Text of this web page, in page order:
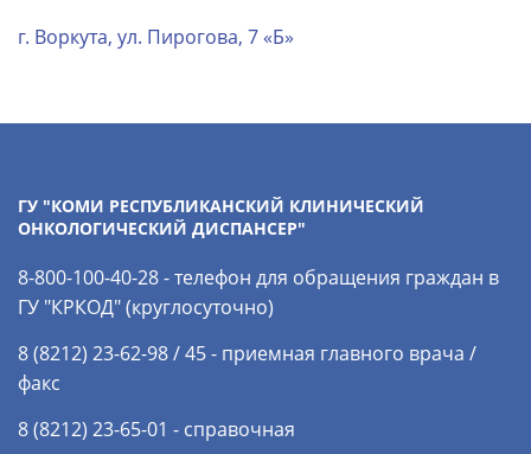
г. Воркута, ул. Пирогова, 7 «Б»
ГУ "КОМИ РЕСПУБЛИКАНСКИЙ КЛИНИЧЕСКИЙ
ОНКОЛОГИЧЕСКИЙ ДИСПАНСЕР"
8-800-100-40-28 - телефон для обращения граждан в
ГУ "КРКОД" (круглосуточно)
8 (8212) 23-62-98 / 45 - приемная главного врача /
факс
8 (8212) 23-65-01 - справочная